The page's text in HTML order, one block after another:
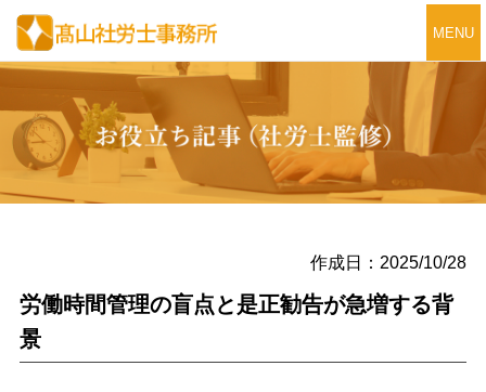
MENU
作成日：2025/10/28
労働時間管理の盲点と是正勧告が急増する背
景